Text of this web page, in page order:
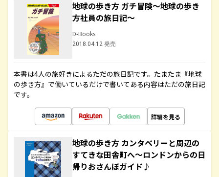
地球の歩き方 ガチ冒険～地球の歩き
方社員の旅日記～
D-Books
2018.04.12 発売
本書は4人の旅好きによるただの旅日記です。たまたま『地球
の歩き方』で働いているだけで書いてある内容はただの旅日記
です。
詳細を見る
地球の歩き方 カンタベリーと周辺の
すてきな田舎町へ～ロンドンからの日
帰りおさんぽガイド♪